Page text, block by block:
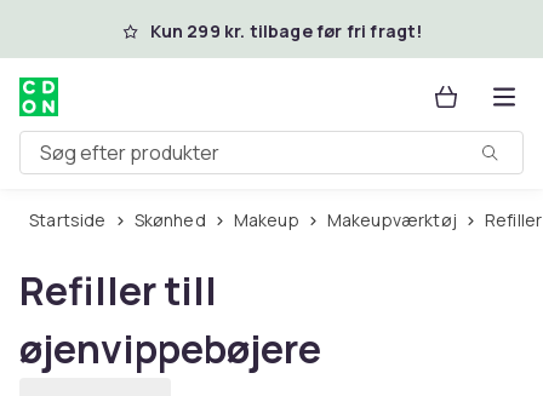
Spring til hovedindhold
Kun 299 kr. tilbage før fri fragt!
Søg efter produkter
Startside Skønhed Makeup Makeupværktøj
Refiller till
øjenvippebøjere